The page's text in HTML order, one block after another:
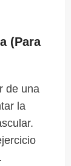
(Para
de una
la